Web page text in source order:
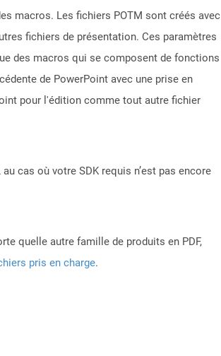
macros. Les fichiers POTM sont créés avec
fichiers de présentation. Ces paramètres
des macros qui se composent de fonctions
de PowerPoint avec une prise en
pour l'édition comme tout autre fichier
cas où votre SDK requis n’est pas encore
quelle autre famille de produits en PDF,
pris en charge.